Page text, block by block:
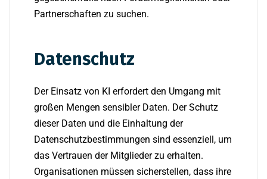
Partnerschaften zu suchen.
Datenschutz
Der Einsatz von KI erfordert den Umgang mit
großen Mengen sensibler Daten. Der Schutz
dieser Daten und die Einhaltung der
Datenschutzbestimmungen sind essenziell, um
das Vertrauen der Mitglieder zu erhalten.
Organisationen müssen sicherstellen, dass ihre